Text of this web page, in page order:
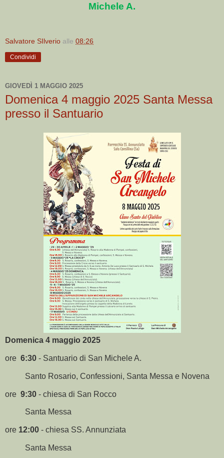
Michele A.
Salvatore SIlverio alle 08:26
Condividi
GIOVEDÌ 1 MAGGIO 2025
Domenica 4 maggio 2025 Santa Messa
presso il Santuario
Domenica 4 maggio 2025
ore 6:30 - Santuario di San Michele A.
Santo Rosario, Confessioni, Santa Messa e Novena
ore 9:30 - chiesa di San Rocco
Santa Messa
ore 12:00 - chiesa SS. Annunziata
Santa Messa